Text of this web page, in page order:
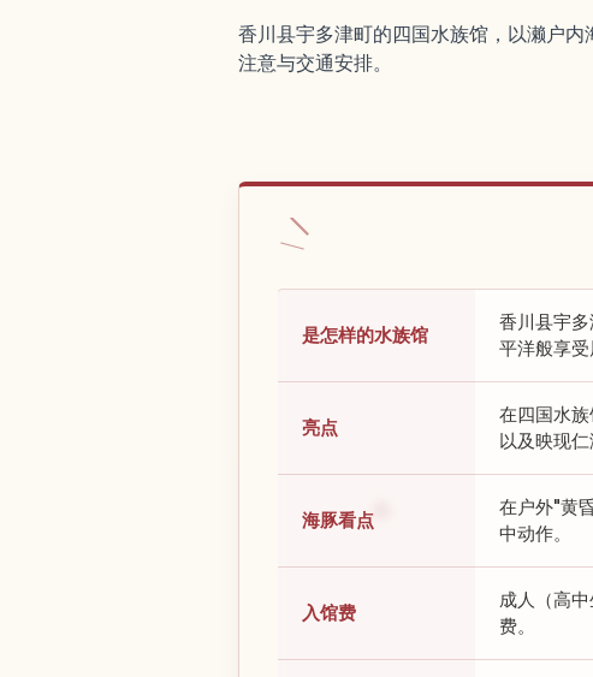
香川县宇多津町的四国水族馆，以濑户
注意与交通安排。
是怎样的水族馆
香川县宇
平洋般享受
亮点
在四国水
以及映现仁
海豚看点
在户外"黄
中动作。
入馆费
成人（高
费。